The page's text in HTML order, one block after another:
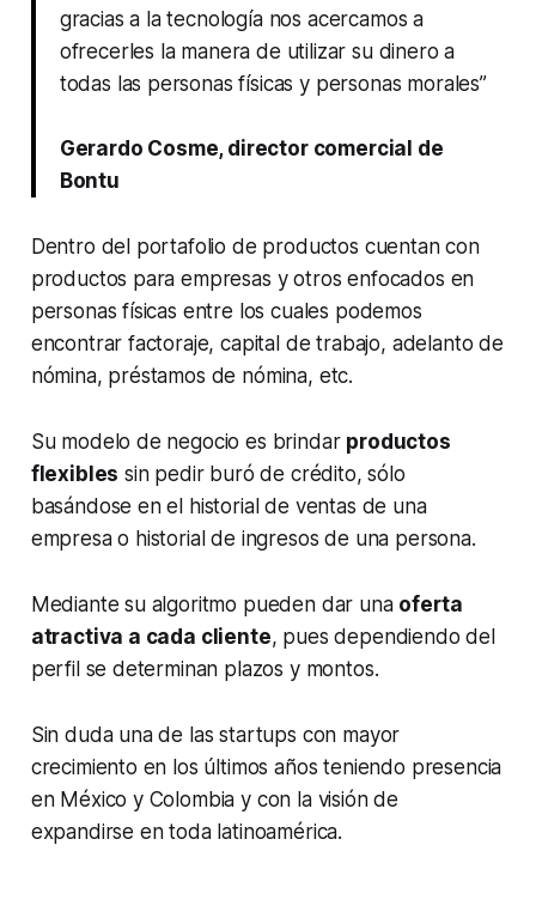
gracias a la tecnología nos acercamos a
ofrecerles la manera de utilizar su dinero a
todas las personas físicas y personas morales”
Gerardo Cosme, director comercial de
Bontu
Dentro del portafolio de productos cuentan con
productos para empresas y otros enfocados en
personas físicas entre los cuales podemos
encontrar factoraje, capital de trabajo, adelanto de
nómina, préstamos de nómina, etc.
Su modelo de negocio es brindar productos
flexibles sin pedir buró de crédito, sólo
basándose en el historial de ventas de una
empresa o historial de ingresos de una persona.
Mediante su algoritmo pueden dar una oferta
atractiva a cada cliente, pues dependiendo del
perfil se determinan plazos y montos.
Sin duda una de lasstartups con mayor
crecimiento en los últimos años teniendo presencia
en México y Colombia y con la visión de
expandirse en toda latinoamérica.